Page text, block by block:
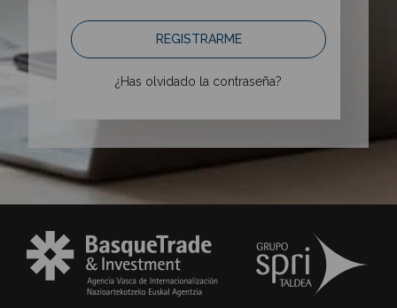
REGISTRARME
¿Has olvidado la contraseña?